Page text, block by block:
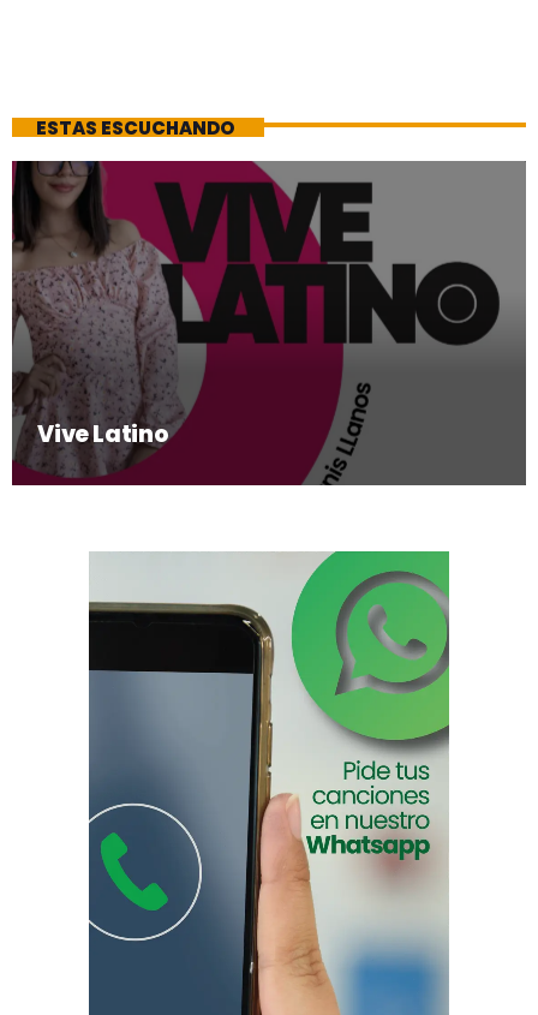
ESTAS ESCUCHANDO
Vive Latino